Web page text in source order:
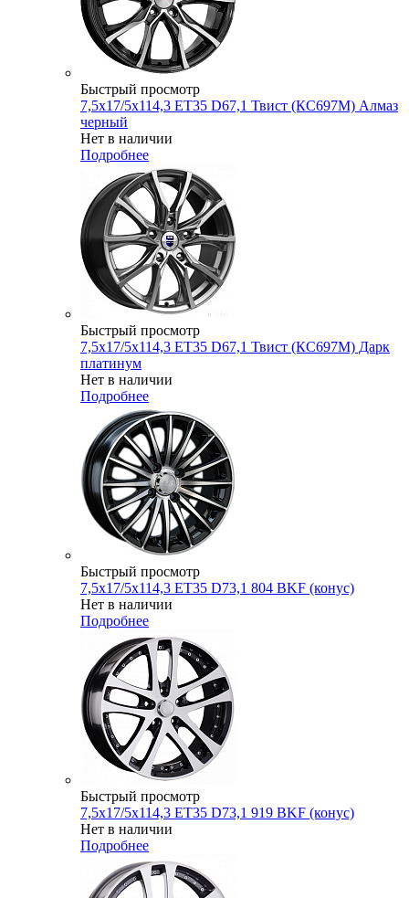
Быстрый просмотр
7,5x17/5x114,3 ET35 D67,1 Твист (КС697М) Алмаз
черный
Нет в наличии
Подробнее
Быстрый просмотр
7,5x17/5x114,3 ET35 D67,1 Твист (КС697М) Дарк
платинум
Нет в наличии
Подробнее
Быстрый просмотр
7,5x17/5x114,3 ET35 D73,1 804 BKF (конус)
Нет в наличии
Подробнее
Быстрый просмотр
7,5x17/5x114,3 ET35 D73,1 919 BKF (конус)
Нет в наличии
Подробнее